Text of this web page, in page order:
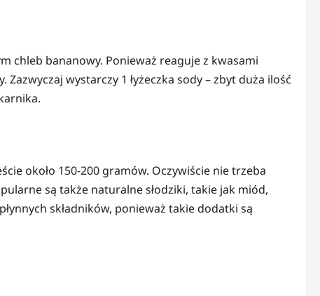
chleb bananowy. Ponieważ reaguje z kwasami
wystarczy 1 łyżeczka sody – zbyt duża ilość
około 150-200 gramów. Oczywiście nie trzeba
są także naturalne słodziki, takie jak miód,
składników, ponieważ takie dodatki są